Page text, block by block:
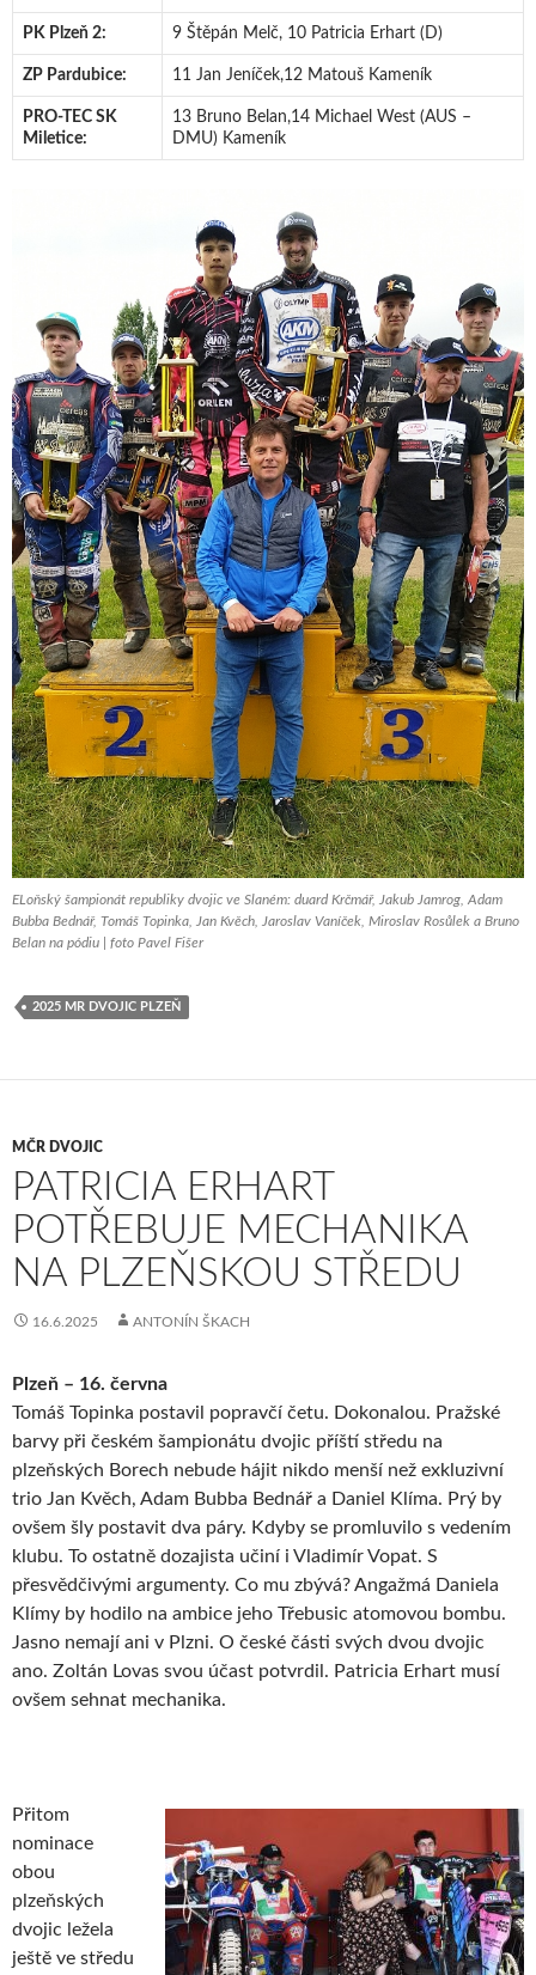
PK Plzeň 2: 9 Štěpán Melč, 10 Patricia Erhart (D)
ZP Pardubice: 11 Jan Jeníček,12 Matouš Kameník
PRO-TEC SK
Miletice:
13 Bruno Belan,14 Michael West (AUS –
DMU) Kameník
ELoňský šampionát republiky dvojic ve Slaném: duard Krčmář, Jakub Jamrog, Adam
Bubba Bednář, Tomáš Topinka, Jan Kvěch, Jaroslav Vaníček, Miroslav Rosůlek a Bruno
Belan na pódiu | foto Pavel Fišer
2025 MR DVOJIC PLZEŇ
MČR DVOJIC
PATRICIA ERHART
POTŘEBUJE MECHANIKA
NA PLZEŇSKOU STŘEDU
16.6.2025 ANTONÍN ŠKACH
Plzeň – 16. června
Tomáš Topinka postavil popravčí četu. Dokonalou. Pražské
barvy při českém šampionátu dvojic příští středu na
plzeňských Borech nebude hájit nikdo menší než exkluzivní
trio Jan Kvěch, Adam Bubba Bednář a Daniel Klíma. Prý by
ovšem šly postavit dva páry. Kdyby se promluvilo s vedením
klubu. To ostatně dozajista učiní i Vladimír Vopat. S
přesvědčivými argumenty. Co mu zbývá? Angažmá Daniela
Klímy by hodilo na ambice jeho Třebusic atomovou bombu.
Jasno nemají ani v Plzni. O české části svých dvou dvojic
ano. Zoltán Lovas svou účast potvrdil. Patricia Erhart musí
ovšem sehnat mechanika.
Přitom
nominace
obou
plzeňských
dvojic ležela
ještě ve středu